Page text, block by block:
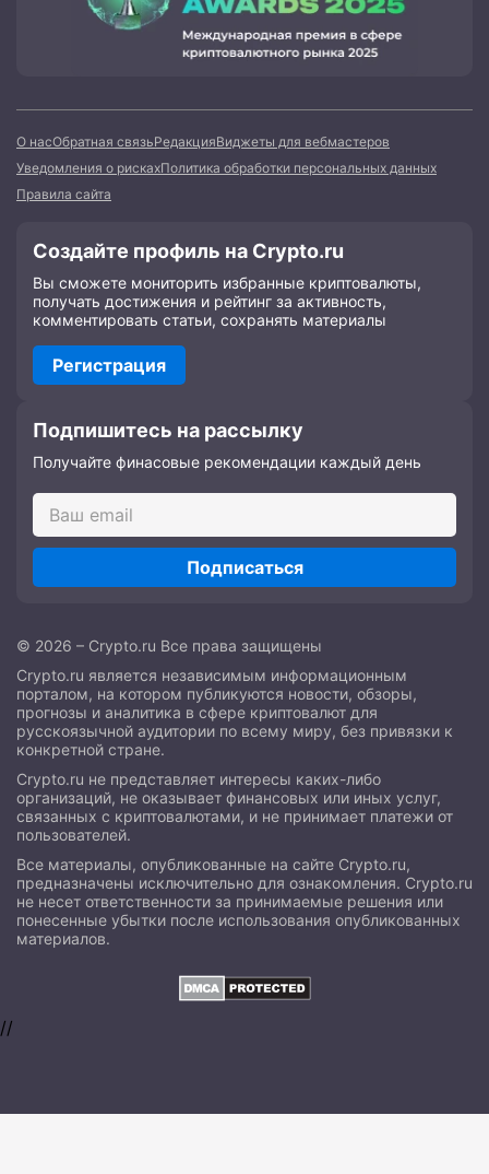
О насОбратная связьРедакцияВиджеты для вебмастеров
Уведомления о рискахПолитика обработки персональных данных
Правила сайта
Создайте профиль на Crypto.ru
Вы сможете мониторить избранные криптовалюты,
получать достижения и рейтинг за активность,
комментировать статьи, сохранять материалы
Регистрация
Подпишитесь на рассылку
Получайте финасовые рекомендации каждый день
Подписаться
© 2026 – Crypto.ru Все права защищены
Crypto.ru является независимым информационным
порталом, на котором публикуются новости, обзоры,
прогнозы и аналитика в сфере криптовалют для
русскоязычной аудитории по всему миру, без привязки к
конкретной стране.
Crypto.ru не представляет интересы каких-либо
организаций, не оказывает финансовых или иных услуг,
связанных с криптовалютами, и не принимает платежи от
пользователей.
Все материалы, опубликованные на сайте Crypto.ru,
предназначены исключительно для ознакомления. Crypto.ru
не несет ответственности за принимаемые решения или
понесенные убытки после использования опубликованных
материалов.
//